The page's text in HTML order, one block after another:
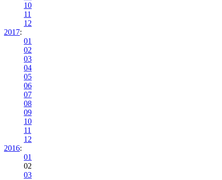
10
11
12
2017:
01
02
03
04
05
06
07
08
09
10
11
12
2016:
01
02
03